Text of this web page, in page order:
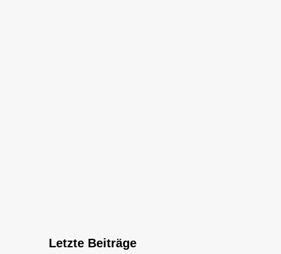
Letzte Beiträge